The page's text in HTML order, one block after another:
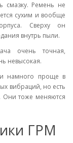
смазку. Ремень не
сухим и вообще
Сверху он
внутрь пыли.
очень точная,
невысокая.
намного проще в
вибраций, но есть
Они тоже меняются
ГРМ